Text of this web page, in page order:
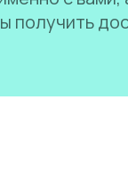
получить